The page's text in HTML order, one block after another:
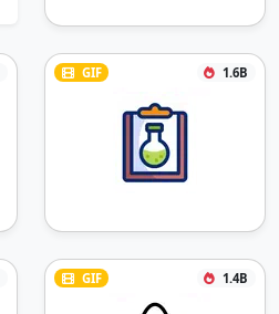
GIF 1.6B
GIF 1.4B